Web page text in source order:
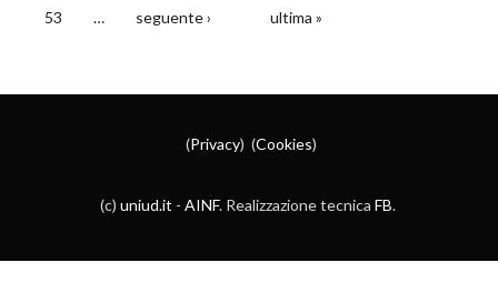
53 … seguente › ultima »
(Privacy) (Cookies)
(c) uniud.it - AINF. Realizzazione tecnica FB.